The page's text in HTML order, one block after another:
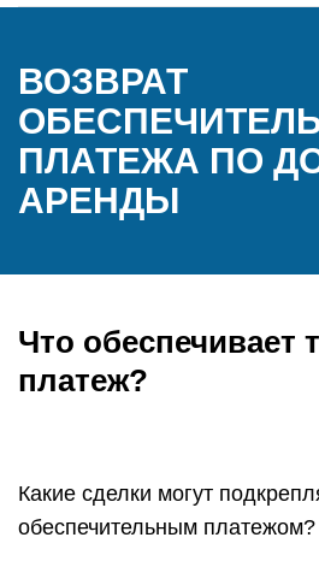
ВОЗВРАТ
ПЛАТЕЖА ПО
АРЕНДЫ
Что обеспечивает
платеж?
Какие сделки могут
обеспечительным